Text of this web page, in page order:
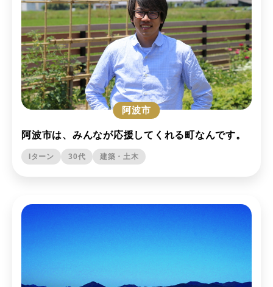
阿波市
阿波市は、みんなが応援してくれる町なんです。
Iターン 30代 建築・土木